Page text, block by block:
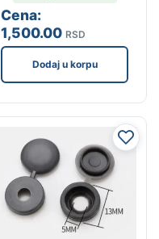
Cena:
1,500.00 RSD
Dodaj u korpu